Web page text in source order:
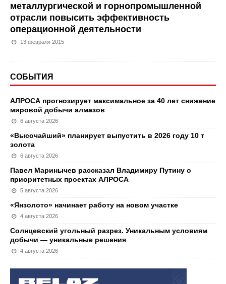
металлургической и горнопромышленной
отрасли повысить эффективность
операционной деятельности
13 февраля 2015
СОБЫТИЯ
АЛРОСА прогнозирует максимальное за 40 лет снижение
мировой добычи алмазов
6 августа 2026
«Высочайший» планирует выпустить в 2026 году 10 т
золота
6 августа 2026
Павел Маринычев рассказал Владимиру Путину о
приоритетных проектах АЛРОСА
5 августа 2026
«Янзолото» начинает работу на новом участке
4 августа 2026
Солнцевский угольный разрез. Уникальным условиям
добычи — уникальные решения
4 августа 2026